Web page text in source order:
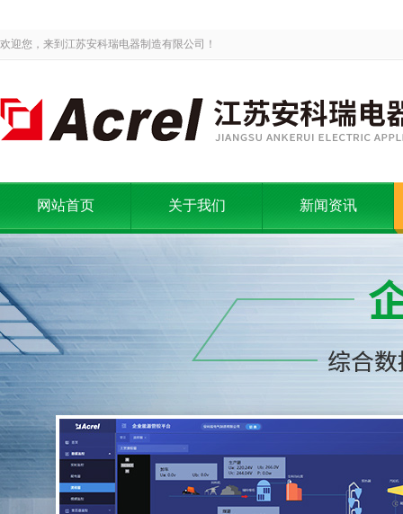
欢迎您，来到江苏安科瑞电器制造有限公司！
网站首页 关于我们 新闻资讯